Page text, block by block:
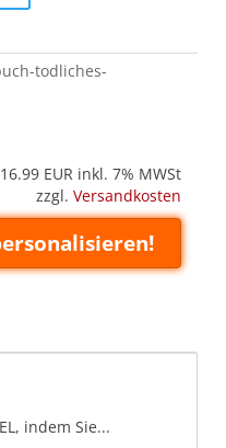
todliches-
EUR inkl. 7% MWSt
zzgl. Versandkosten
indem Sie...